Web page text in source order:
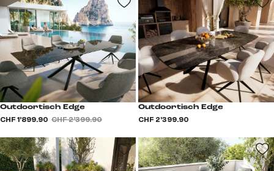
Outdoortisch Edge
CHF 1’899.90 CHF 2’399.90
Outdoortisch Edge
CHF 2’399.90